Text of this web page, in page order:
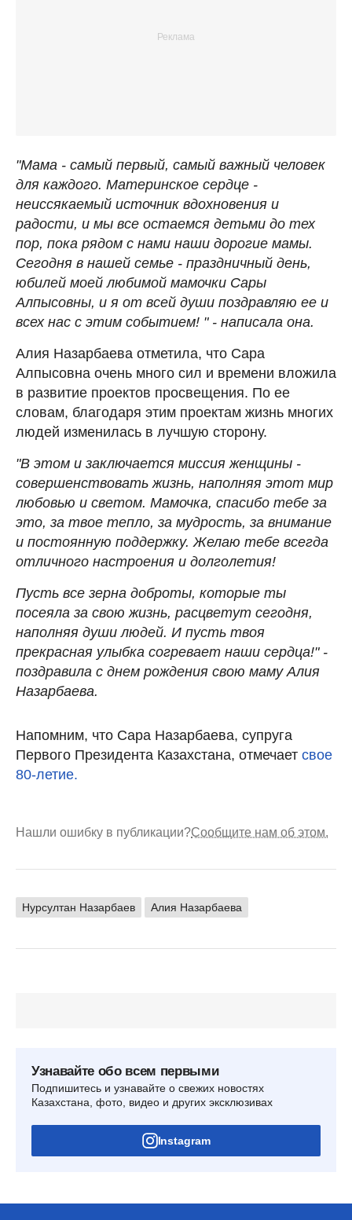
"Мама - самый первый, самый важный человек
для каждого. Материнское сердце -
неиссякаемый источник вдохновения и
радости, и мы все остаемся детьми до тех
пор, пока рядом с нами наши дорогие мамы.
Сегодня в нашей семье - праздничный день,
юбилей моей любимой мамочки Сары
Алпысовны, и я от всей души поздравляю ее и
всех нас с этим событием! " - написала она.
Алия Назарбаева отметила, что Сара
Алпысовна очень много сил и времени вложила
в развитие проектов просвещения. По ее
словам, благодаря этим проектам жизнь многих
людей изменилась в лучшую сторону.
"В этом и заключается миссия женщины -
совершенствовать жизнь, наполняя этот мир
любовью и светом. Мамочка, спасибо тебе за
это, за твое тепло, за мудрость, за внимание
и постоянную поддержку. Желаю тебе всегда
отличного настроения и долголетия!
Пусть все зерна доброты, которые ты
посеяла за свою жизнь, расцветут сегодня,
наполняя души людей. И пусть твоя
прекрасная улыбка согревает наши сердца!" -
поздравила с днем рождения свою маму Алия
Назарбаева.
Напомним, что Сара Назарбаева, супруга
Первого Президента Казахстана, отмечает свое
80-летие.
Нашли ошибку в публикации?Сообщите нам об этом.
Нурсултан Назарбаев Алия Назарбаева
Узнавайте обо всем первыми
Подпишитесь и узнавайте о свежих новостях
Казахстана, фото, видео и других эксклюзивах
Instagram